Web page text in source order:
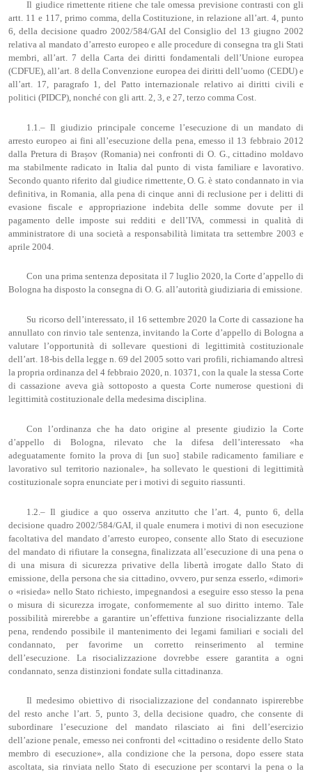
Il giudice rimettente ritiene che tale omessa previsione contrasti con gli
artt. 11 e 117, primo comma, della Costituzione, in relazione all’art. 4, punto
6, della decisione quadro 2002/584/GAI del Consiglio del 13 giugno 2002
relativa al mandato d’arresto europeo e alle procedure di consegna tra gli Stati
membri, all’art. 7 della Carta dei diritti fondamentali dell’Unione europea
(CDFUE), all’art. 8 della Convenzione europea dei diritti dell’uomo (CEDU) e
all’art. 17, paragrafo 1, del Patto internazionale relativo ai diritti civili e
politici (PIDCP), nonché con gli artt. 2, 3, e 27, terzo comma Cost.
1.1.– Il giudizio principale concerne l’esecuzione di un mandato di
arresto europeo ai fini all’esecuzione della pena, emesso il 13 febbraio 2012
dalla Pretura di Brașov (Romania) nei confronti di O. G., cittadino moldavo
ma stabilmente radicato in Italia dal punto di vista familiare e lavorativo.
Secondo quanto riferito dal giudice rimettente, O. G. è stato condannato in via
definitiva, in Romania, alla pena di cinque anni di reclusione per i delitti di
evasione fiscale e appropriazione indebita delle somme dovute per il
pagamento delle imposte sui redditi e dell’IVA, commessi in qualità di
amministratore di una società a responsabilità limitata tra settembre 2003 e
aprile 2004.
Con una prima sentenza depositata il 7 luglio 2020, la Corte d’appello di
Bologna ha disposto la consegna di O. G. all’autorità giudiziaria di emissione.
Su ricorso dell’interessato, il 16 settembre 2020 la Corte di cassazione ha
annullato con rinvio tale sentenza, invitando la Corte d’appello di Bologna a
valutare l’opportunità di sollevare questioni di legittimità costituzionale
dell’art. 18-bis della legge n. 69 del 2005 sotto vari profili, richiamando altresì
la propria ordinanza del 4 febbraio 2020, n. 10371, con la quale la stessa Corte
di cassazione aveva già sottoposto a questa Corte numerose questioni di
legittimità costituzionale della medesima disciplina.
Con l’ordinanza che ha dato origine al presente giudizio la Corte
d’appello di Bologna, rilevato che la difesa dell’interessato «ha
adeguatamente fornito la prova di [un suo] stabile radicamento familiare e
lavorativo sul territorio nazionale», ha sollevato le questioni di legittimità
costituzionale sopra enunciate per i motivi di seguito riassunti.
1.2.– Il giudice a quo osserva anzitutto che l’art. 4, punto 6, della
decisione quadro 2002/584/GAI, il quale enumera i motivi di non esecuzione
facoltativa del mandato d’arresto europeo, consente allo Stato di esecuzione
del mandato di rifiutare la consegna, finalizzata all’esecuzione di una pena o
di una misura di sicurezza privative della libertà irrogate dallo Stato di
emissione, della persona che sia cittadino, ovvero, pur senza esserlo, «dimori»
o «risieda» nello Stato richiesto, impegnandosi a eseguire esso stesso la pena
o misura di sicurezza irrogate, conformemente al suo diritto interno. Tale
possibilità mirerebbe a garantire un’effettiva funzione risocializzante della
pena, rendendo possibile il mantenimento dei legami familiari e sociali del
condannato, per favorirne un corretto reinserimento al termine
dell’esecuzione. La risocializzazione dovrebbe essere garantita a ogni
condannato, senza distinzioni fondate sulla cittadinanza.
Il medesimo obiettivo di risocializzazione del condannato ispirerebbe
del resto anche l’art. 5, punto 3, della decisione quadro, che consente di
subordinare l’esecuzione del mandato rilasciato ai fini dell’esercizio
dell’azione penale, emesso nei confronti del «cittadino o residente dello Stato
membro di esecuzione», alla condizione che la persona, dopo essere stata
ascoltata, sia rinviata nello Stato di esecuzione per scontarvi la pena o la